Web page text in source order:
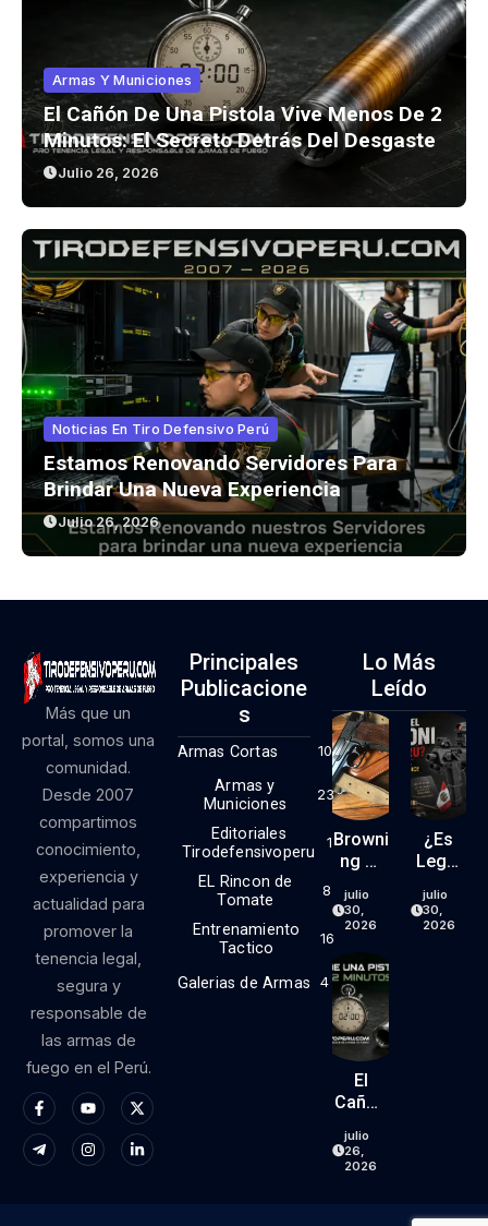
Armas Y Municiones
El Cañón De Una Pistola Vive Menos De 2
Minutos: El Secreto Detrás Del Desgaste
Julio 26, 2026
Noticias En Tiro Defensivo Perú
Estamos Renovando Servidores Para
Brindar Una Nueva Experiencia
Julio 26, 2026
Más que un
portal, somos una
comunidad.
Desde 2007
compartimos
conocimiento,
experiencia y
actualidad para
promover la
tenencia legal,
segura y
responsable de
las armas de
fuego en el Perú.
Principales
Publicacione
S
Armas Cortas 10
Armas y
Municiones
23
Editoriales
Tirodefensivoperu
1
EL Rincon de
Tomate
8
Entrenamiento
Tactico
16
Galerias de Armas 4
Lo Más
Leído
Browni
Ng Hi
9mm
(parte
1)
julio
30,
2026
¿Es
Legal
RONI
En El
julio
30,
2026
El
Cañón
Una
Pistola
julio
26,
2026